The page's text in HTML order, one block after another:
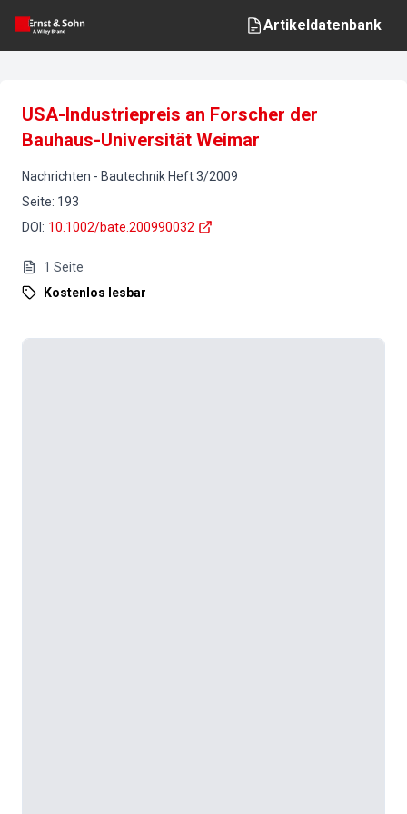
Artikeldatenbank
USA-Industriepreis an Forscher der
Bauhaus-Universität Weimar
Nachrichten - Bautechnik Heft3/2009
Seite: 193
DOI : 10.1002/bate.200990032
1 Seite
Kostenlos lesbar